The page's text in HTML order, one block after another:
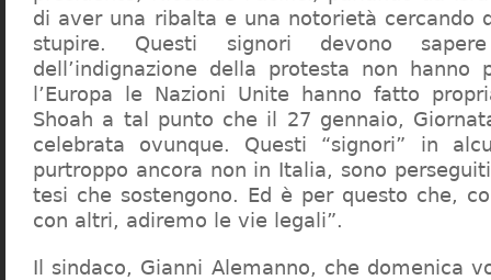
di aver una ribalta e una notorietà cercando
stupire. Questi signori devono
dell’indignazione della protesta non hanno
l’Europa le Nazioni Unite hanno fatto
Shoah a tal punto che il 27 gennaio,
celebrata ovunque. Questi “signori” in
purtroppo ancora non in Italia, sono
tesi che sostengono. Ed è per questo che,
con altri, adiremo le vie legali”.
Il sindaco, Gianni Alemanno, che domenica